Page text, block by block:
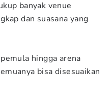
banyak venue
dan suasana yang
hingga arena
bisa disesuaikan